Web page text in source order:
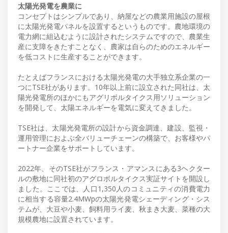
太陽光発電を農業に
コンセプトはシンプルであり、納屋などの農業用施設の屋根
に太陽光発電パネルを設置するというものです。農地環境の
電力網に組込むように設計されたシステムですので、農業生
産に支障をきたすことなく、農家は自らのためのエネルギー
を低コストに生産することができます。
たとえばフランスにおける太陽光発電の大手独立系企業の一
つにTSE社があります。10年以上前に設立された同社は、太
陽光発電所のほかにもアグリボルタイクス用ソリューション
を開発して、太陽エネルギーを電気に変えてきました。
TSE社は、太陽光発電所の設計から資金調達、建設、監視・
運用管理におよぶ全バリューチェーンの構築で、お客様やパ
ートナー企業をサポートしています。
2022年、そのTSE社がフランス・アマンスにある3ヘクター
ルの敷地に同社初のアグロボルタイクス実証サイトを開設し
ました。ここでは、人口1,350人のコミュニティの消費電力
に相当する容量2.4MWpの太陽光発電シェーディング・シス
テムが、大豆や小麦、飼料用ライ麦、秋まき大麦、菜種の大
規模農地に設置されています。